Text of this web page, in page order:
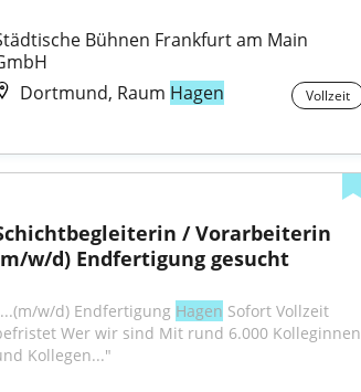
Bühnen Frankfurt am Main
Dortmund, Raum Hagen Vollzeit
/ Vorarbeiterin
w/d) Endfertigung gesucht
w/d) Endfertigung Hagen Sofort Vollzeit
Wer wir sind Mit rund 6.000 Kolleginnen
Kollegen..."